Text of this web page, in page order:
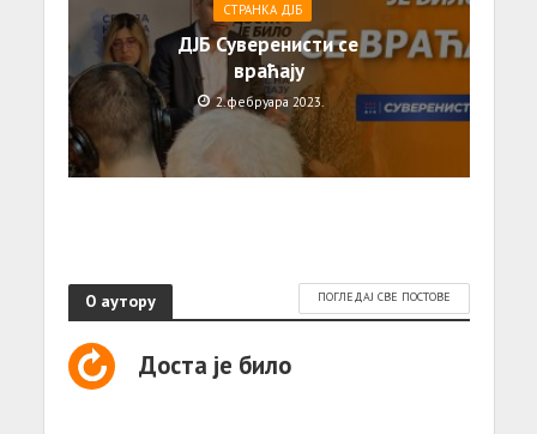
СТРАНКА ДЈБ
ДЈБ Суверенисти се
враћају
2. фебруара 2023.
О аутору ПОГЛЕДАЈ СВЕ ПОСТОВЕ
Доста је било